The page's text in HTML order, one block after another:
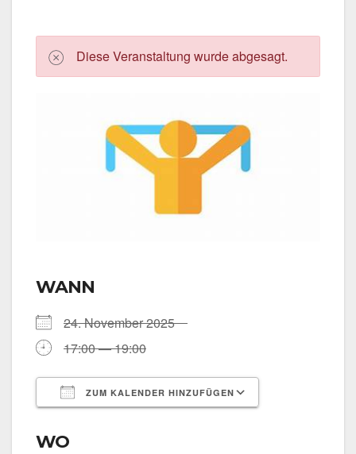
Die­se Ver­an­stal­tung wur­de abge­sagt.
WANN
24. Novem­ber 2025
17:00 — 19:00
ZUM KALENDER HINZUFÜGEN
WO